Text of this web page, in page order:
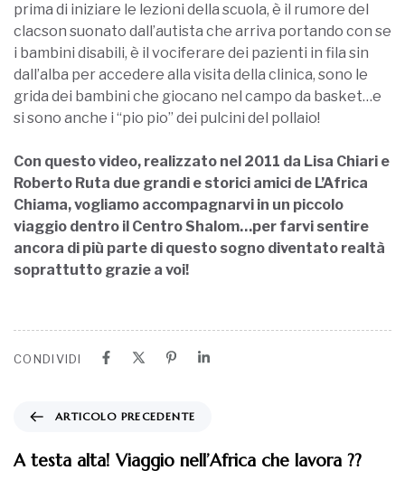
prima di iniziare le lezioni della scuola, è il rumore del
clacson suonato dall’autista che arriva portando con se
i bambini disabili, è il vociferare dei pazienti in fila sin
dall’alba per accedere alla visita della clinica, sono le
grida dei bambini che giocano nel campo da basket…e
si sono anche i “pio pio” dei pulcini del pollaio!
Con questo video, realizzato nel 2011 da Lisa Chiari e
Roberto Ruta due grandi e storici amici de L’Africa
Chiama, vogliamo accompagnarvi in un piccolo
viaggio dentro il Centro Shalom…per farvi sentire
ancora di più parte di questo sogno diventato realtà
soprattutto grazie a voi!
CONDIVIDI
ARTICOLO PRECEDENTE
A testa alta! Viaggio nell’Africa che lavora ??